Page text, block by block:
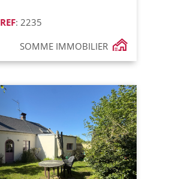
REF: 2235
SOMME IMMOBILIER